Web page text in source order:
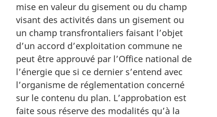
a
l
e
:
e
m
r
g
i
n
a
l
e
:
mise en valeur du gisement ou du champ
visant des activités dans un gisement ou
un champ transfrontaliers faisant l’objet
d’un accord d’exploitation commune ne
peut être approuvé par l’Office national de
l’énergie que si ce dernier s’entend avec
l’organisme de réglementation concerné
sur le contenu du plan. L’approbation est
faite sous réserve des modalités qu’à la